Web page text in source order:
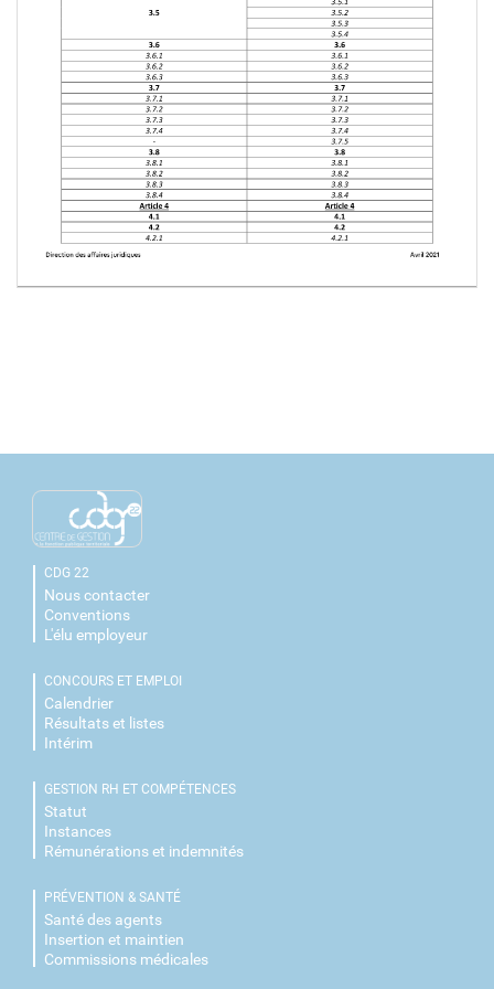
CDG 22
Nous contacter
Conventions
L'élu employeur
CONCOURS ET EMPLOI
Calendrier
Résultats et listes
Intérim
GESTION RH ET COMPÉTENCES
Statut
Instances
Rémunérations et indemnités
PRÉVENTION & SANTÉ
Santé des agents
Insertion et maintien
Commissions médicales